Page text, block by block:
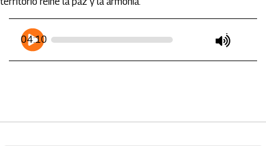
Player Articulos
play
mute
04:10